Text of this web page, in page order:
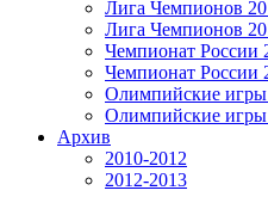
Лига Чемпионов
Лига Чемпионов
Чемпионат России
Чемпионат России
Олимпийские
Олимпийские
Архив
2010-2012
2012-2013